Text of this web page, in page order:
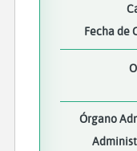
Fecha de
Órgano